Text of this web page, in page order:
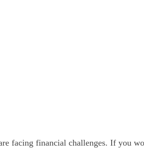
facing financial challenges. If you